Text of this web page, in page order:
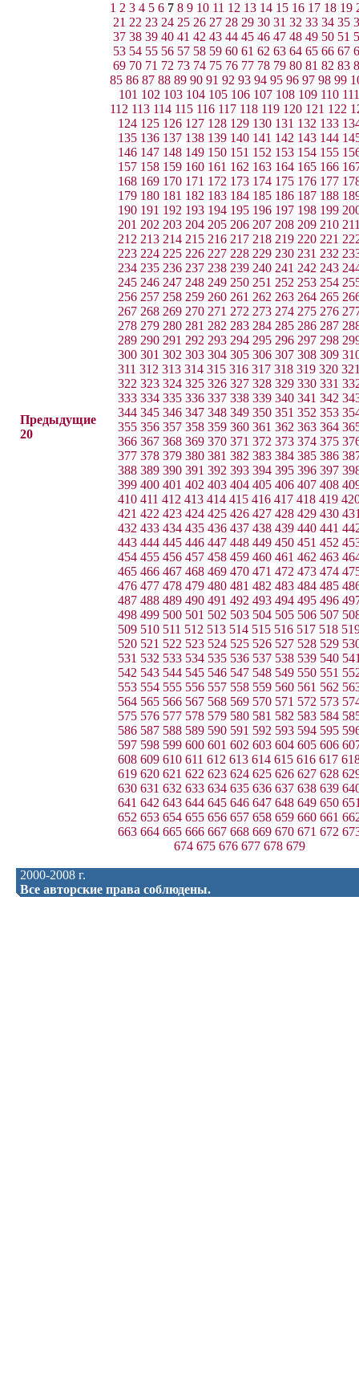
Предыдущие
20
1 2 3 4 5 6 7 8 9 10 11 12 13 14 15 16 17 18 19
21 22 23 24 25 26 27 28 29 30 31 32 33 34 35
37 38 39 40 41 42 43 44 45 46 47 48 49 50 51
53 54 55 56 57 58 59 60 61 62 63 64 65 66 67
69 70 71 72 73 74 75 76 77 78 79 80 81 82 83
85 86 87 88 89 90 91 92 93 94 95 96 97 98 99
101 102 103 104 105 106 107 108 109 110 111
112 113 114 115 116 117 118 119 120 121 122
124 125 126 127 128 129 130 131 132 133
135 136 137 138 139 140 141 142 143 144
146 147 148 149 150 151 152 153 154 155
157 158 159 160 161 162 163 164 165 166
168 169 170 171 172 173 174 175 176 177
179 180 181 182 183 184 185 186 187 188
190 191 192 193 194 195 196 197 198 199
201 202 203 204 205 206 207 208 209 210
212 213 214 215 216 217 218 219 220 221
223 224 225 226 227 228 229 230 231 232
234 235 236 237 238 239 240 241 242 243
245 246 247 248 249 250 251 252 253 254
256 257 258 259 260 261 262 263 264 265
267 268 269 270 271 272 273 274 275 276
278 279 280 281 282 283 284 285 286 287
289 290 291 292 293 294 295 296 297 298
300 301 302 303 304 305 306 307 308 309
311 312 313 314 315 316 317 318 319 320
322 323 324 325 326 327 328 329 330 331
333 334 335 336 337 338 339 340 341 342
344 345 346 347 348 349 350 351 352 353
355 356 357 358 359 360 361 362 363 364
366 367 368 369 370 371 372 373 374 375
377 378 379 380 381 382 383 384 385 386
388 389 390 391 392 393 394 395 396 397
399 400 401 402 403 404 405 406 407 408
410 411 412 413 414 415 416 417 418 419
421 422 423 424 425 426 427 428 429 430
432 433 434 435 436 437 438 439 440 441
443 444 445 446 447 448 449 450 451 452
454 455 456 457 458 459 460 461 462 463
465 466 467 468 469 470 471 472 473 474
476 477 478 479 480 481 482 483 484 485
487 488 489 490 491 492 493 494 495 496
498 499 500 501 502 503 504 505 506 507
509 510 511 512 513 514 515 516 517 518
520 521 522 523 524 525 526 527 528 529
531 532 533 534 535 536 537 538 539 540
542 543 544 545 546 547 548 549 550 551
553 554 555 556 557 558 559 560 561 562
564 565 566 567 568 569 570 571 572 573
575 576 577 578 579 580 581 582 583 584
586 587 588 589 590 591 592 593 594 595
597 598 599 600 601 602 603 604 605 606
608 609 610 611 612 613 614 615 616 617
619 620 621 622 623 624 625 626 627 628
630 631 632 633 634 635 636 637 638 639
641 642 643 644 645 646 647 648 649 650
652 653 654 655 656 657 658 659 660 661
663 664 665 666 667 668 669 670 671 672
674 675 676 677 678 679
2000-2008 г.
Все авторские права соблюдены.